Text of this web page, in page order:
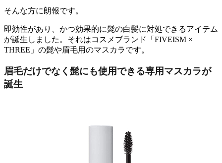
そんな方に朗報です。
即効性があり、かつ効果的に髭の白髪に対処できるアイテム
が誕生しました。それはコスメブランド「FIVEISM ×
THREE」の髭や眉毛用のマスカラです。
眉毛だけでなく髭にも使用できる専用マスカラが
誕生